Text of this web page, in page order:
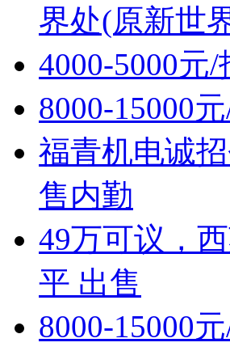
界处(原新世
4000-5000元
8000-15000
福青机电诚
售内勤
49万可议，
平 出售
8000-15000